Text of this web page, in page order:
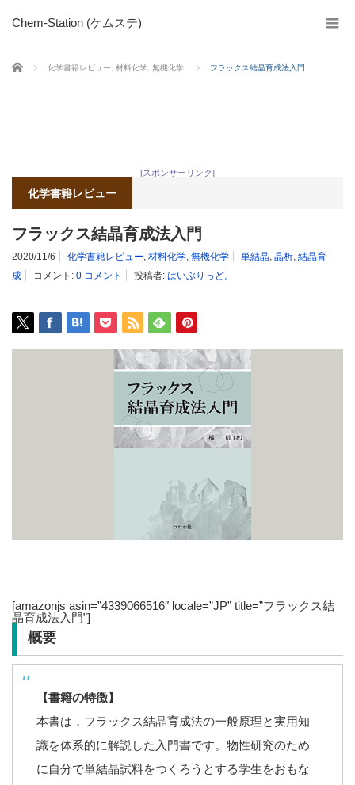
Chem-Station (ケムステ)
ホーム 化学書籍レビュー 材料化学 無機化学 フラックス結晶育成法入門
[スポンサーリンク]
化学書籍レビュー
フラックス結晶育成法入門
2020/11/6 化学書籍レビュー, 材料化学, 無機化学 単結晶, 晶析, 結晶育
成
コメント: 0 コメント 投稿者: はいぶりっど。
[amazonjs asin=”4339066516″ locale=”JP” title=”フラックス結
晶育成法入門”]
概要
【書籍の特徴】
本書は，フラックス結晶育成法の一般原理と実用知
識を体系的に解説した入門書です。物性研究のため
に自分で単結晶試料をつくろうとする学生をおもな